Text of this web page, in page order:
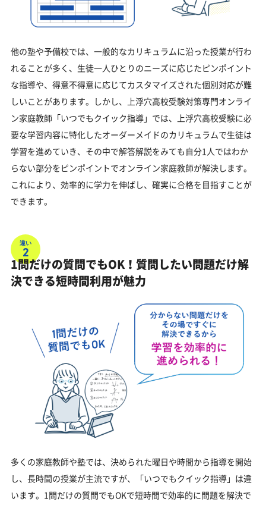
他の塾や予備校では、一般的なカリキュラムに沿った授業が行わ
れることが多く、生徒一人ひとりのニーズに応じたピンポイント
な指導や、得意不得意に応じてカスタマイズされた個別対応が難
しいことがあります。しかし、上浮穴高校受験対策専門オンライ
ン家庭教師「いつでもクイック指導」では、上浮穴高校受験に必
要な学習内容に特化したオーダーメイドのカリキュラムで生徒は
学習を進めていき、その中で解答解説をみても自分1人ではわか
らない部分をピンポイントでオンライン家庭教師が解決します。
これにより、効率的に学力を伸ばし、確実に合格を目指すことが
できます。
違い
2
1問だけの質問でもOK！質問したい問題だけ解
決できる短時間利用が魅力
多くの家庭教師や塾では、決められた曜日や時間から指導を開始
し、長時間の授業が主流ですが、「いつでもクイック指導」は違
います。1問だけの質問でもOKで短時間で効率的に問題を解決で